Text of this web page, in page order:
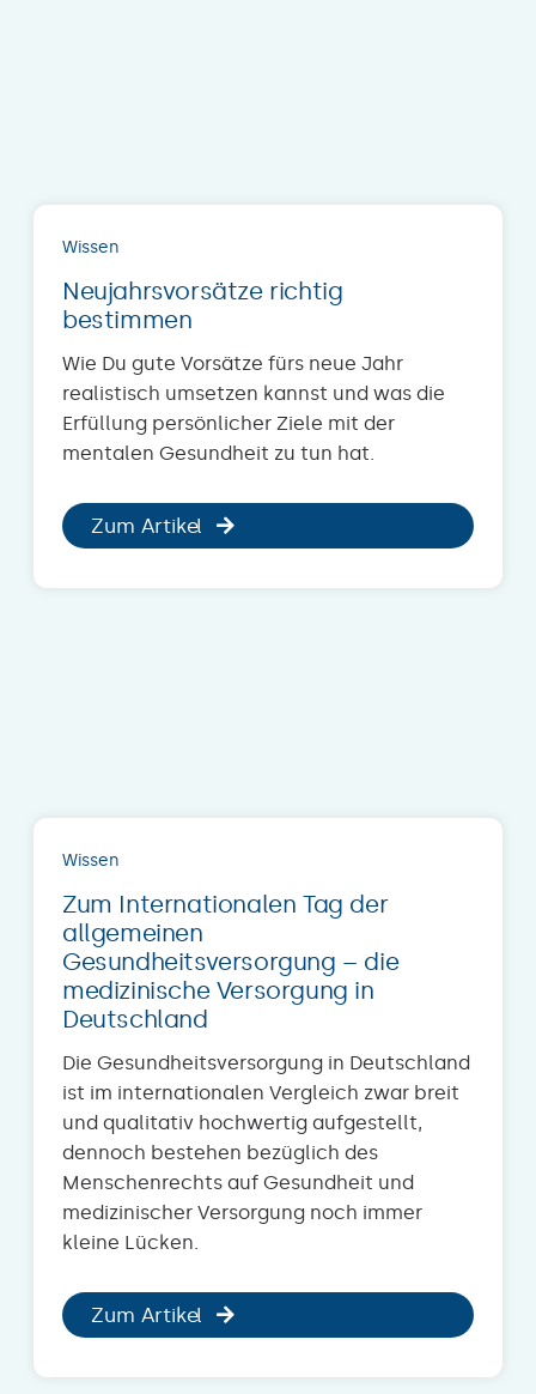
Wissen
Neujahrsvorsätze richtig
bestimmen
Wie Du gute Vorsätze fürs neue Jahr
realistisch umsetzen kannst und was die
Erfüllung persönlicher Ziele mit der
mentalen Gesundheit zu tun hat.
Zum Artikel
Wissen
Zum Internationalen Tag der
allgemeinen
Gesundheitsversorgung – die
medizinische Versorgung in
Deutschland
Die Gesundheitsversorgung in Deutschland
ist im internationalen Vergleich zwar breit
und qualitativ hochwertig aufgestellt,
dennoch bestehen bezüglich des
Menschenrechts auf Gesundheit und
medizinischer Versorgung noch immer
kleine Lücken.
Zum Artikel